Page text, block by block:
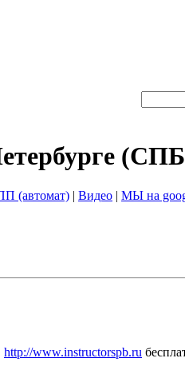
(автомат) | Видео | МЫ на
http://www.instructorspb.ru